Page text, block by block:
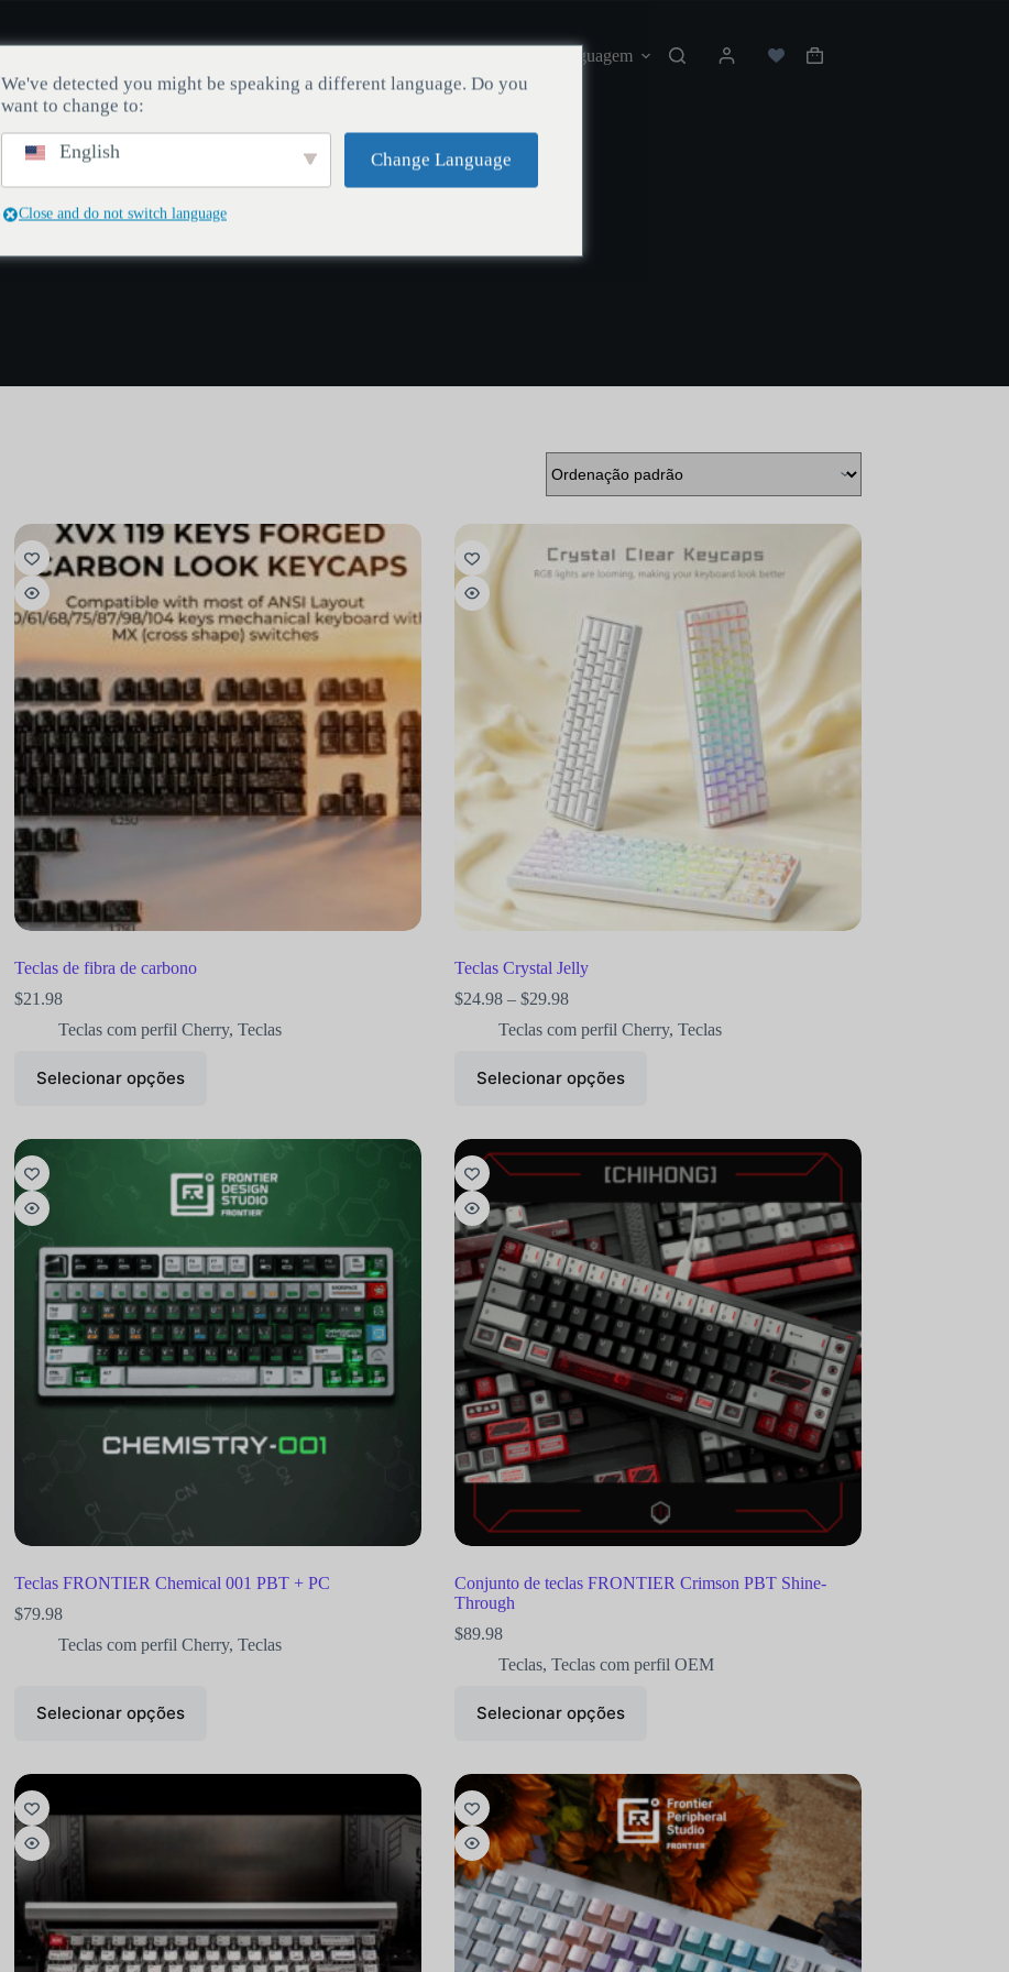
Linguagem
Teclas de fibra de carbono
$21.98
Teclas com perfil Cherry, Teclas
Selecionar opções
Teclas Crystal Jelly
$24.98 – $29.98
Teclas com perfil Cherry, Teclas
Selecionar opções
Teclas FRONTIER Chemical 001 PBT + PC
$79.98
Teclas com perfil Cherry, Teclas
Selecionar opções
Conjunto de teclas FRONTIER Crimson PBT Shine-
Through
$89.98
Teclas, Teclas com perfil OEM
Selecionar opções
We've detected you might be speaking a different language. Do you
want to change to:
English Change Language
Close and do not switch language